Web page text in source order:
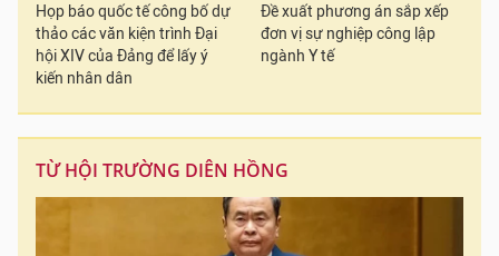
Họp báo quốc tế công bố dự
thảo các văn kiện trình Đại
hội XIV của Đảng để lấy ý
kiến nhân dân
Đề xuất phương án sắp xếp
đơn vị sự nghiệp công lập
ngành Y tế
TỪ HỘI TRƯỜNG DIÊN HỒNG